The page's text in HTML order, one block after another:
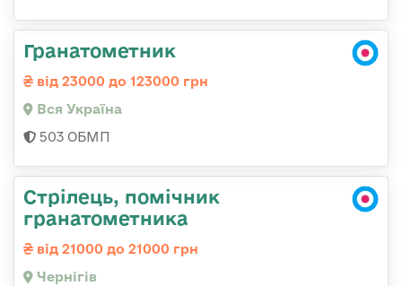
Гранатометник
від 23000 до 123000 грн
Вся Україна
503 ОБМП
Стрілець, помічник
гранатометника
від 21000 до 21000 грн
Чернігів